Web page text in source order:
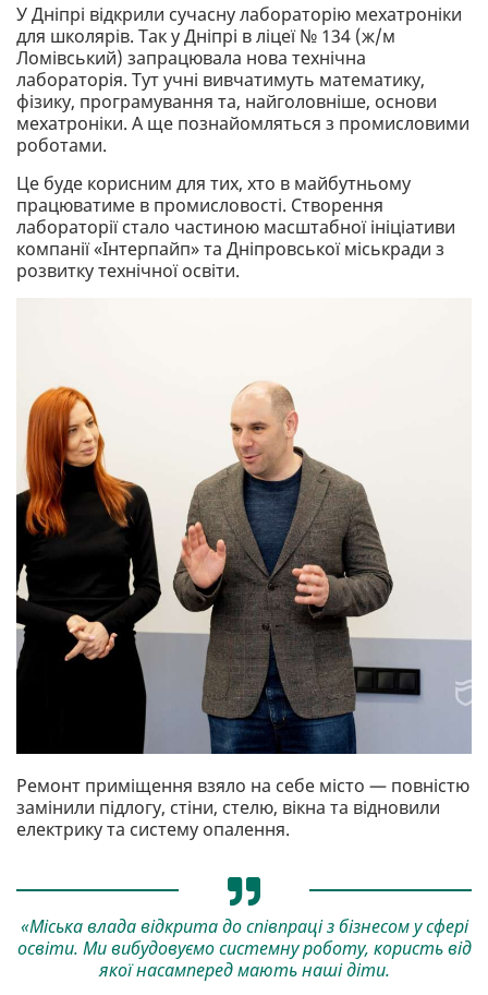
У Дніпрі відкрили сучасну лабораторію мехатроніки
для школярів. Так у Дніпрі в ліцеї № 134 (ж/м
Ломівський) запрацювала нова технічна
лабораторія. Тут учні вивчатимуть математику,
фізику, програмування та, найголовніше, основи
мехатроніки. А ще познайомляться з промисловими
роботами.
Це буде корисним для тих, хто в майбутньому
працюватиме в промисловості. Створення
лабораторії стало частиною масштабної ініціативи
компанії «Інтерпайп» та Дніпровської міськради з
розвитку технічної освіти.
Ремонт приміщення взяло на себе місто — повністю
замінили підлогу, стіни, стелю, вікна та відновили
електрику та систему опалення.
«Міська влада відкрита до співпраці з бізнесом у сфері
освіти. Ми вибудовуємо системну роботу, користь від
якої насамперед мають наші діти.